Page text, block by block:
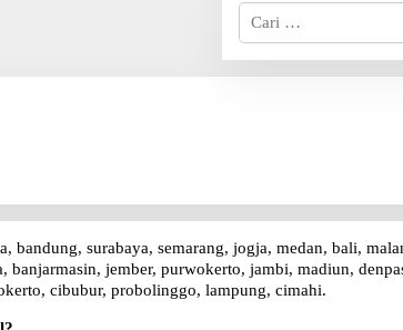
:
bandung, surabaya, semarang, jogja, medan, bali,
banjarmasin, jember, purwokerto, jambi, madiun,
cibubur, probolinggo, lampung, cimahi.